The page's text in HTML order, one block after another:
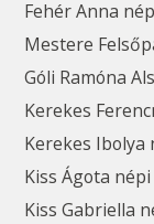
Fehér Anna
Mestere
Góli Ramóna
Kerekes
Kerekes Ibolya
Kiss Ágota
Kiss Gabriella